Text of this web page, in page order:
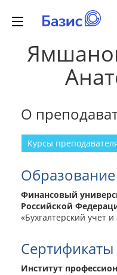
О
Курсы
Образование
Финансовый
Российской
«Бухгалтерский учет и
Сертификаты
Институт